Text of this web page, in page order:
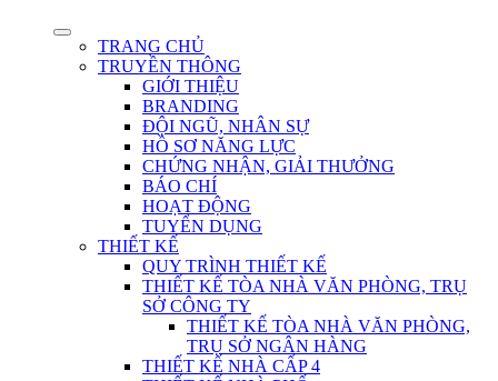
TRANG CHỦ
TRUYỀN THÔNG
GIỚI THIỆU
BRANDING
ĐỘI NGŨ, NHÂN SỰ
HỒ SƠ NĂNG LỰC
CHỨNG NHẬN, GIẢI THƯỞNG
BÁO CHÍ
HOẠT ĐỘNG
TUYỂN DỤNG
THIẾT KẾ
QUY TRÌNH THIẾT KẾ
THIẾT KẾ TÒA NHÀ VĂN PHÒNG, TRỤ
SỞ CÔNG TY
THIẾT KẾ TÒA NHÀ VĂN PHÒNG,
TRỤ SỞ NGÂN HÀNG
THIẾT KẾ NHÀ CẤP 4